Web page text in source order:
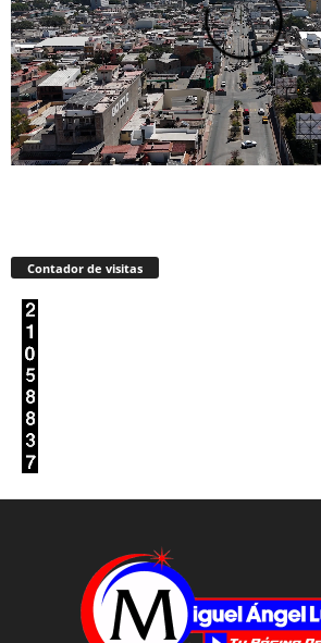
Contador de visitas